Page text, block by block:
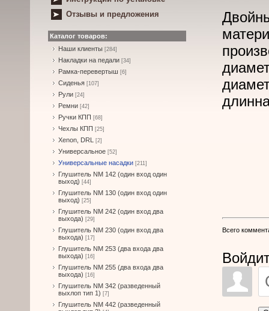
Отзывы и предложения
Каталог товаров:
Наши клиенты [284]
Накладки на педали [34]
Рамка-перевертыш [6]
Сиденья [107]
Рули [24]
Ремни [42]
Ручки КПП [68]
Чехлы КПП [25]
Xenon, DRL [2]
Универсальное [52]
Универсальные насадки [211]
Глушитель NM 142 (один вход один
выход) [44]
Глушитель NM 130 (один вход один
выход) [25]
Глушитель NM 242 (один вход два
выхода) [29]
Глушитель NM 230 (один вход два
выхода) [17]
Глушитель NM 253 (два входа два
выхода) [16]
Глушитель NM 255 (два входа два
выхода) [16]
Глушитель NM 342 (разведенный
выхлоп тип 1) [7]
Глушитель NM 442 (разведенный
Всего